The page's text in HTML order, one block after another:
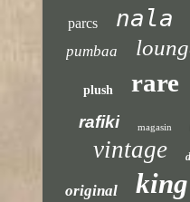
parcs nala
pumbaa
plush rare
rafiki magasin
vintage
original king